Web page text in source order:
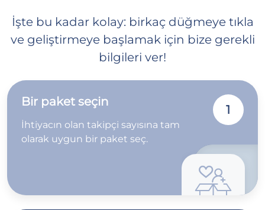
İşte bu kadar kolay: birkaç düğmeye tıkla
ve geliştirmeye başlamak için bize gerekli
bilgileri ver!
Bir paket seçin
İhtiyacın olan takipçi sayısına tam
olarak uygun bir paket seç.
1